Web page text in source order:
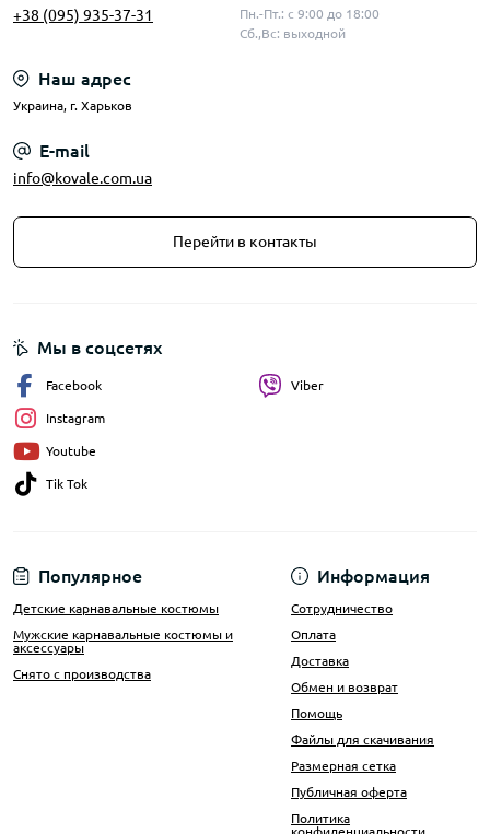
+38 (095) 935-37-31
Пн.-Пт.: с 9:00 до 18:00
Сб.,Вс: выходной
Наш адрес
Украина, г. Харьков
E-mail
info@kovale.com.ua
Перейти в контакты
Популярное
Детские карнавальные костюмы
Мужские карнавальные костюмы и
аксессуары
Снято с производства
Информация
Сотрудничество
Оплата
Доставка
Обмен и возврат
Помощь
Файлы для скачивания
Размерная сетка
Публичная оферта
Политика
Мы в соцсетях
Facebook
Instagram
Youtube
Tik Tok
Viber